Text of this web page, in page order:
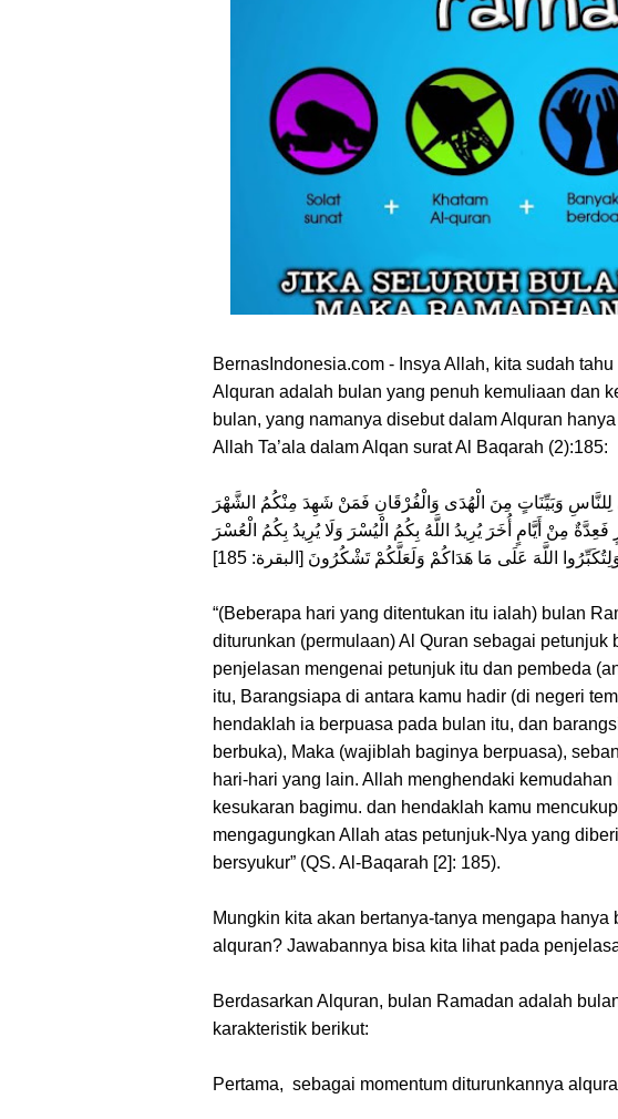
Kebijakan Strategis Pemerintah Topang
Distribusi Buku Harus Dibarengi dengan
Waketum MUI Dukung Perampasan Aset
Membebaskan sektor Riil dari Tekanan
Media Guangzhou Hadapi Generasi Digital
Bamsoet Ingatkan Industri Rumah Sakit
BernasIndonesia.com - Insya Allah, kita sudah
Alquran adalah bulan yang penuh kemuliaan dan
bulan, yang namanya disebut dalam Alquran
Allah Ta’ala dalam Alqan surat Al Baqarah (2):185:
وَبَيِّنَاتٍ مِنَ الْهُدَى وَالْفُرْقَانِ فَمَنْ شَهِدَ مِنْكُمُ الشَّهْرَ
مِنْ أَيَّامٍ أُخَرَ يُرِيدُ اللَّهُ بِكُمُ الْيُسْرَ وَلَا يُرِيدُ بِكُمُ الْعُسْرَ
“(Beberapa hari yang ditentukan itu ialah) bulan
diturunkan (permulaan) Al Quran sebagai
penjelasan mengenai petunjuk itu dan pembeda
itu, Barangsiapa di antara kamu hadir (di negeri
hendaklah ia berpuasa pada bulan itu, dan
berbuka), Maka (wajiblah baginya berpuasa),
hari-hari yang lain. Allah menghendaki
kesukaran bagimu. dan hendaklah kamu
mengagungkan Allah atas petunjuk-Nya yang
bersyukur” (QS. Al-Baqarah [2]: 185).
Mungkin kita akan bertanya-tanya mengapa
alquran? Jawabannya bisa kita lihat pada
Berdasarkan Alquran, bulan Ramadan adalah
karakteristik berikut:
Pertama, sebagai momentum diturunkannya